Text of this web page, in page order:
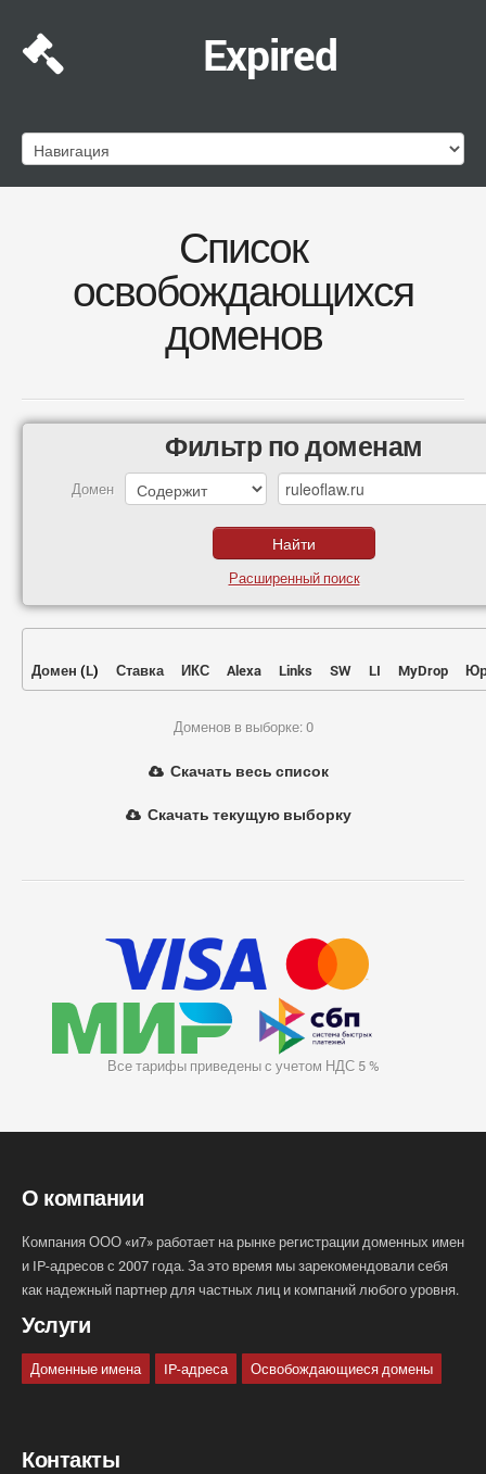
Expired
Список
освобождающихся
доменов
Фильтр по доменам
Домен
Расширенный поиск
Домен (L) Ставка ИКС Alexa Links SW LI MyDrop
Доменов в выборке: 0
Скачать весь список
Скачать текущую выборку
Все тарифы приведены с учетом НДС 5 %
О компании
Компания ООО «и7» работает на рынке регистрации доменных имен
и IP-адресов с 2007 года. За это время мы зарекомендовали себя
как надежный партнер для частных лиц и компаний любого уровня.
Услуги
Доменные имена IP-адреса Освобождающиеся домены
Контакты